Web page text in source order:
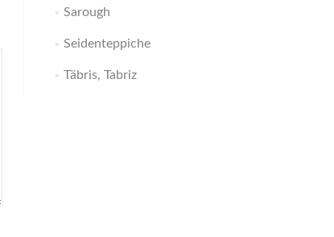
Sarough
Seidenteppiche
Täbris, Tabriz